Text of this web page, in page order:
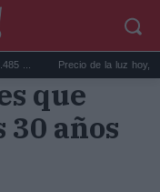
Precio de la luz hoy, jueves
que
30 años